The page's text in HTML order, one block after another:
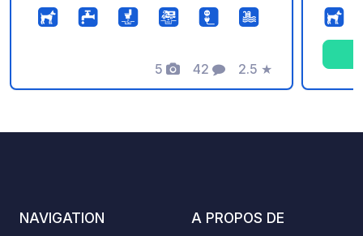
à environ 12 minutes à pied de la ville
et de la boulangerie.
5
Photos
42
Commentaires
2.5
Note
★
pour
des
NAVIGATION A PROPOS DE